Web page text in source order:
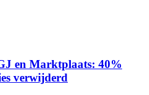
en Marktplaats: 40%
verwijderd